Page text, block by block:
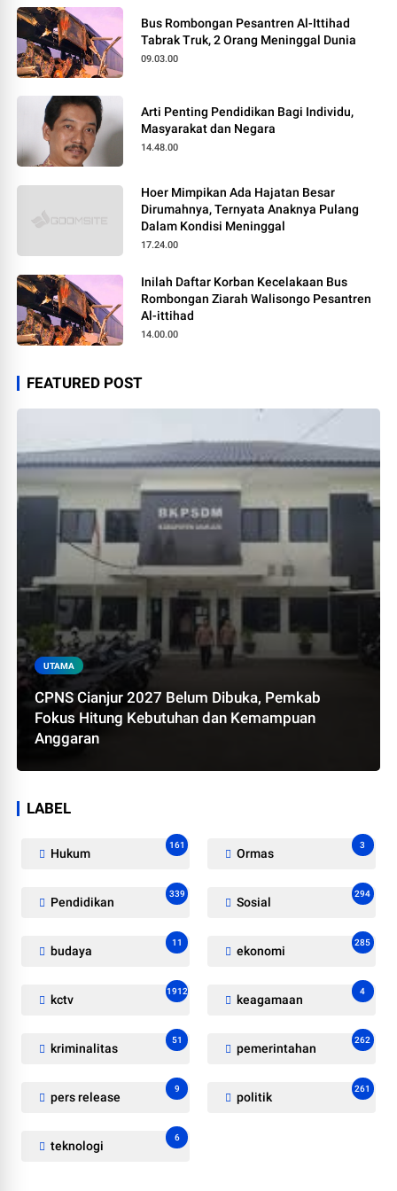
Bus Rombongan Pesantren Al-Ittihad
Tabrak Truk, 2 Orang Meninggal Dunia
09.03.00
Arti Penting Pendidikan Bagi Individu,
Masyarakat dan Negara
14.48.00
Hoer Mimpikan Ada Hajatan Besar
Dirumahnya, Ternyata Anaknya Pulang
Dalam Kondisi Meninggal
17.24.00
Inilah Daftar Korban Kecelakaan Bus
Rombongan Ziarah Walisongo Pesantren
Al-ittihad
14.00.00
FEATURED POST
UTAMA
CPNS Cianjur 2027 Belum Dibuka, Pemkab
Fokus Hitung Kebutuhan dan Kemampuan
Anggaran
LABEL
Hukum
161
Ormas
3
Pendidikan
339
Sosial
294
budaya
11
ekonomi
285
kctv
1912
keagamaan
4
kriminalitas
51
pemerintahan
262
pers release
9
politik
261
teknologi
6